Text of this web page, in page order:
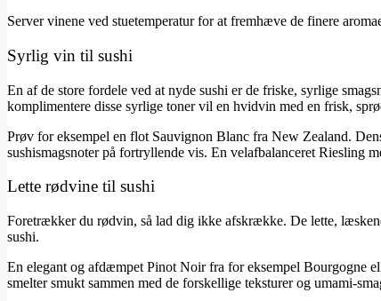
Server vinene ved stuetemperatur for at fremhæve de finere
Syrlig vin til sushi
En af de store fordele ved at nyde sushi er de friske, syrlige
komplimentere disse syrlige toner vil en hvidvin med en frisk,
Prøv for eksempel en flot Sauvignon Blanc fra New Zealand.
sushismagsnoter på fortryllende vis. En velafbalanceret Riesling
Lette rødvine til sushi
Foretrækker du rødvin, så lad dig ikke afskrække. De lette,
sushi.
En elegant og afdæmpet Pinot Noir fra for eksempel Bourgogne
smelter smukt sammen med de forskellige teksturer og umami-